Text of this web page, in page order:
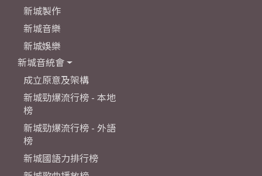
新城製作
新城音樂
新城娛樂
新城音統會
成立原意及架構
新城勁爆流行榜 - 本地
榜
新城勁爆流行榜 - 外語
榜
新城國語力排行榜